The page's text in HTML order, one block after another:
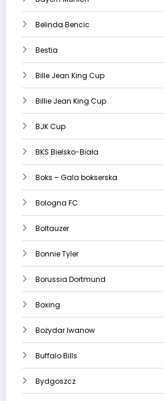
Belinda Bencic
Bestia
Bille Jean King Cup
Billie Jean King Cup
BJK Cup
BKS Bielsko-Biała
Boks – Gala bokserska
Bologna FC
Boltauzer
Bonnie Tyler
Borussia Dortmund
Boxing
Bożydar Iwanow
Buffalo Bills
Bydgoszcz